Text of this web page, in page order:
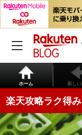
ホーム 新し
楽天攻略ラク得